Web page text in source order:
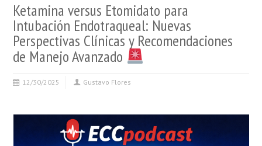
Ketamina versus Etomidato para
Intubación Endotraqueal: Nuevas
Perspectivas Clínicas y Recomendaciones
de Manejo Avanzado
12/30/2025 Gustavo Flores